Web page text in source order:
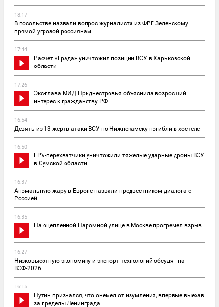
18:17
В посольстве назвали вопрос журналиста из ФРГ Зеленскому
прямой угрозой россиянам
17:44
Расчет «Града» уничтожил позиции ВСУ в Харьковской
области
17:26
Экс-глава МИД Приднестровья объяснила возросший
интерес к гражданству РФ
16:54
Девять из 13 жертв атаки ВСУ по Нижнекамску погибли в хостеле
16:50
FPV-перехватчики уничтожили тяжелые ударные дроны ВСУ
в Сумской области
16:37
Аномальную жару в Европе назвали предвестником диалога с
Россией
16:35
На оцепленной Паромной улице в Москве прогремел взрыв
16:27
Низковысотную экономику и экспорт технологий обсудят на
ВЭФ-2026
16:15
Путин признался, что онемел от изумления, впервые выехав
за пределы Ленинграда